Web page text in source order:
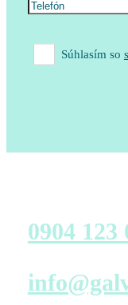
Súhlasím so
0904 123